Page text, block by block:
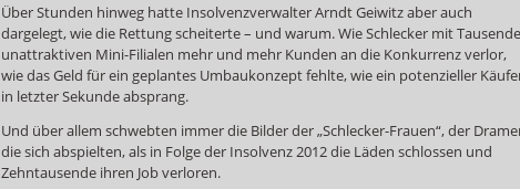
Über Stunden hinweg hatte Insolvenzverwalter Arndt Geiwitz aber auch
dargelegt, wie die Rettung scheiterte – und warum. Wie Schlecker mit
unattraktiven Mini-Filialen mehr und mehr Kunden an die Konkurrenz verlor,
wie das Geld für ein geplantes Umbaukonzept fehlte, wie ein potenzieller
in letzter Sekunde absprang.
Und über allem schwebten immer die Bilder der „Schlecker-Frauen“, der
die sich abspielten, als in Folge der Insolvenz 2012 die Läden schlossen und
Zehntausende ihren Job verloren.